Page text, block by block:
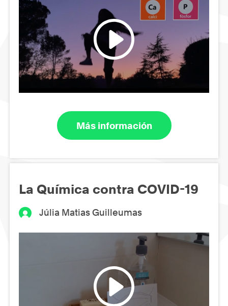
Más información
La Química contra COVID-19
Júlia Matias Guilleumas